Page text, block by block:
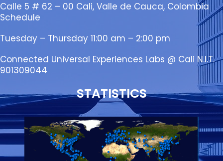
Calle 5 # 62 – 00 Cali, Valle de Cauca, Colombia
Schedule
Tuesday – Thursday 11:00 am – 2:00 pm
Connected Universal Experiences Labs @ Cali N.I.T.
901309044
STATISTICS